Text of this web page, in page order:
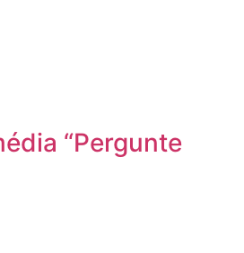
“Pergunte